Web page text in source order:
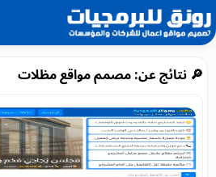
🔎 نتائج عن: مصمم مواقع مظلات